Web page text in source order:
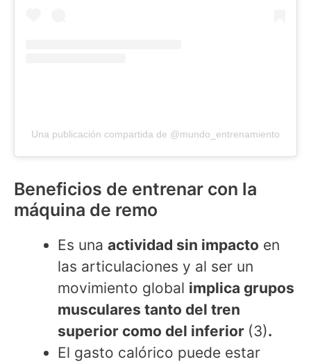
Una publicación compartida de @mundo_entrenamiento
Beneficios de entrenar con la
máquina de remo
Es una actividad sin impacto en
las articulaciones y al ser un
movimiento global implica grupos
musculares tanto del tren
superior como del inferior (3).
El gasto calórico puede estar